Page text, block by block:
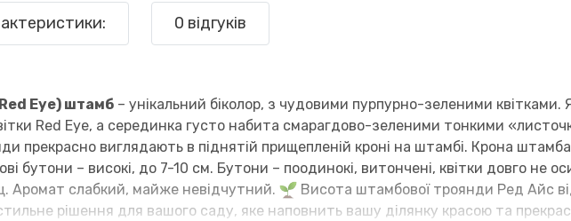
0 відгуків
Eye) штамб – унікальний біколор, з чудовими пурпурно-зеленими квітками.
Red Eye, а серединка густо набита смарагдово-зеленими тонкими
прекрасно виглядають в піднятій прищепленій кроні на штамбі. Крона
бутони – високі, до 7-10 см. Бутони – поодинокі, витончені, квітки довго не
Аромат слабкий, майже невідчутний.
Висота штамбової троянди Ред Айс
рішення для вашого саду, яке наповнить вашу ділянку красою та